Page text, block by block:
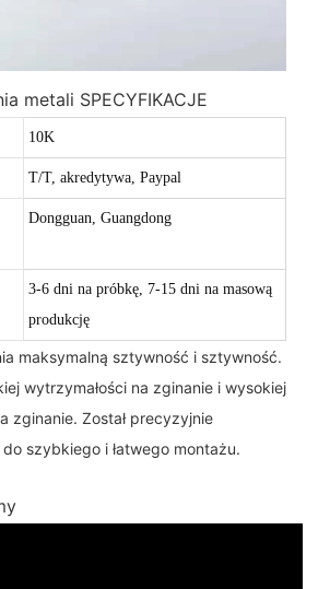
metali SPECYFIKACJE
10K
T/T, akredytywa, Paypal
Dongguan, Guangdong
3-6 dni na próbkę, 7-15 dni na masową
produkcję
maksymalną sztywność i sztywność.
wytrzymałości na zginanie i wysokiej
zginanie. Został precyzyjnie
szybkiego i łatwego montażu.